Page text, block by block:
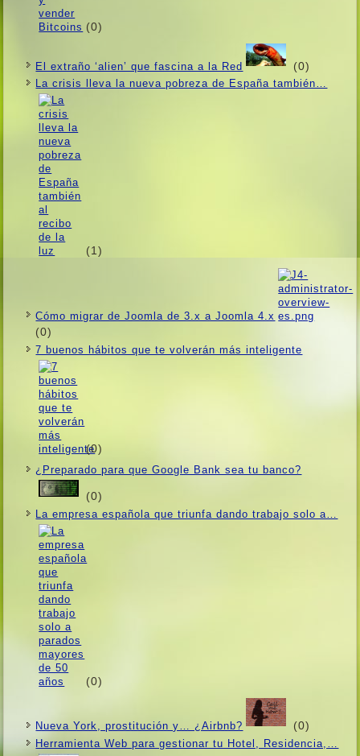
(0)
El extraño ‘alien’ que fascina a la Red (0)
La crisis lleva la nueva pobreza de España también…
(1)
Cómo migrar de Joomla de 3.x a Joomla 4.x
(0)
7 buenos hábitos que te volverán más inteligente
(0)
¿Preparado para que Google Bank sea tu banco?
(0)
La empresa española que triunfa dando trabajo solo a…
(0)
Nueva York, prostitución y… ¿Airbnb? (0)
Herramienta Web para gestionar tu Hotel, Residencia,…